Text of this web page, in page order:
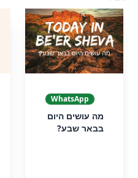
WhatsApp
מה עושים היום
בבאר שבע?